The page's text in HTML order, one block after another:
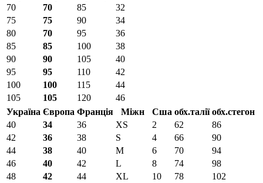
70
70 85
32
75
75 90
34
80
70 95
36
85
85 100
38
90
90 105
40
95
95 110
42
100
100 115
44
105
105 120
46
Україна Європа Франція Міжн Сша обх.талії обх.стегон
40
34 36 XS 2 62
86
42
36 38 S 4 66
90
44
38 40 M 6 70
94
46
40 42 L 8 74
98
48
42 44 XL 10 78
102